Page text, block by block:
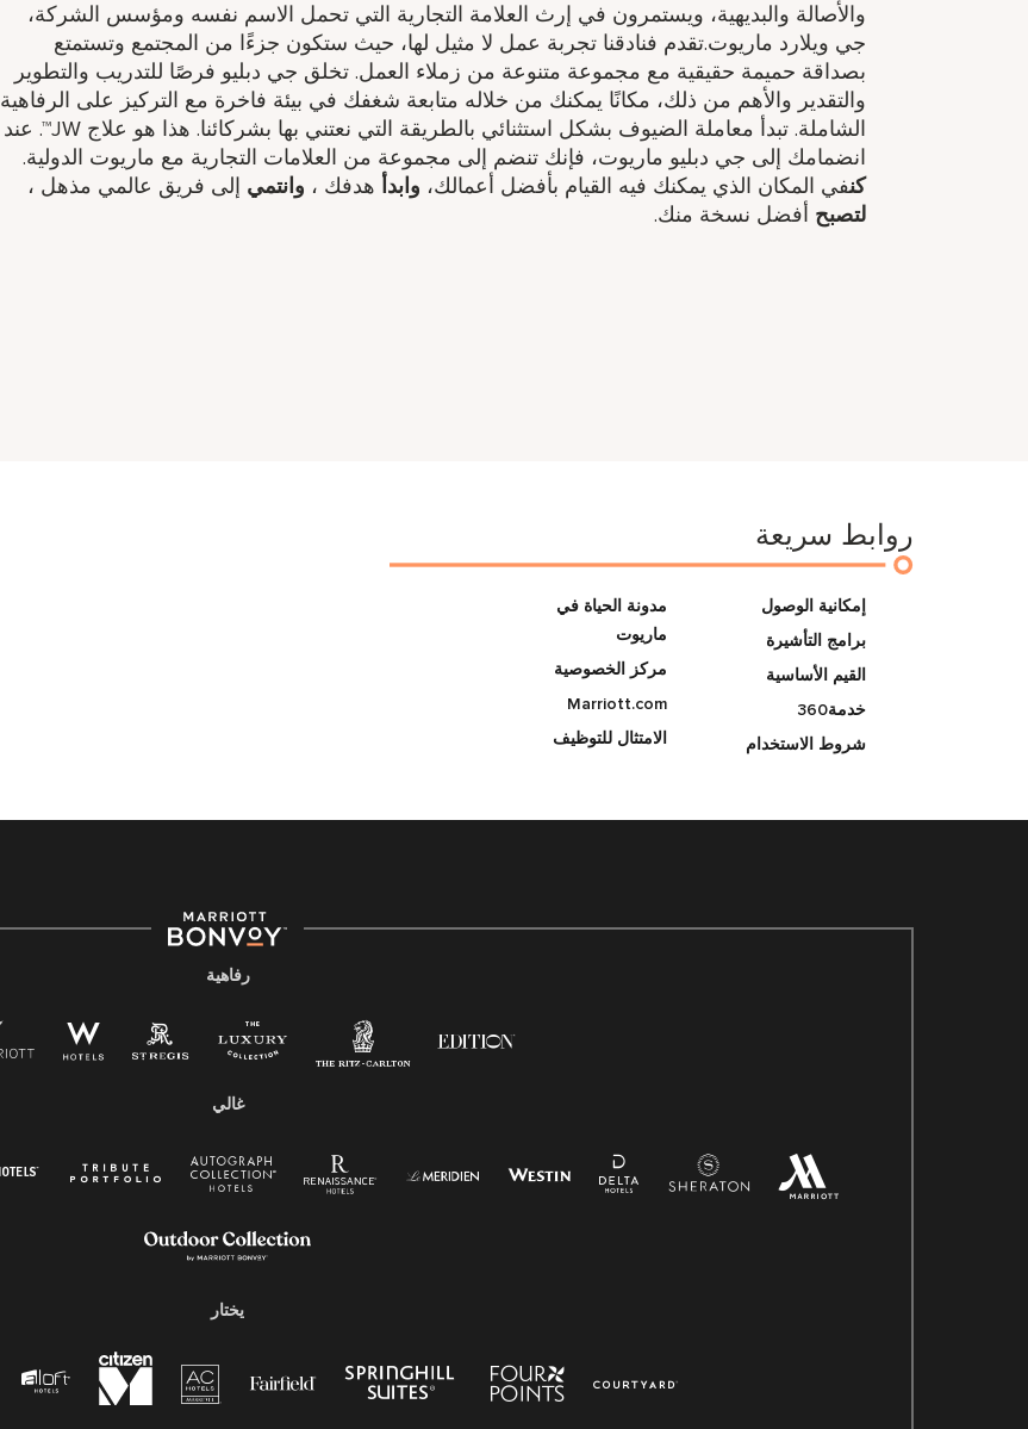
والأصالة والبديهية، ويستمرون في إرث العلامة التجارية التي تحمل الاسم نفسه ومؤسس الشركة،
جي ويلارد ماريوت.تقدم فنادقنا تجربة عمل لا مثيل لها، حيث ستكون جزءًا من المجتمع وتستمتع
بصداقة حميمة حقيقية مع مجموعة متنوعة من زملاء العمل. تخلق جي دبليو فرصًا للتدريب والتطوير
والتقدير والأهم من ذلك، مكانًا يمكنك من خلاله متابعة شغفك في بيئة فاخرة مع التركيز على الرفاهية
الشاملة. تبدأ معاملة الضيوف بشكل استثنائي بالطريقة التي نعتني بها بشركائنا. هذا هو علاج JW™. عند
انضمامك إلى جي دبليو ماريوت، فإنك تنضم إلى مجموعة من العلامات التجارية مع ماريوت الدولية.
كنفي المكان الذي يمكنك فيه القيام بأفضل أعمالك، وابدأ هدفك ​، وانتمي إلى فريق عالمي مذهل ​،
لتصبح أفضل نسخة منك.
روابط سريعة
إمكانية الوصول
برامج التأشيرة
القيم الأساسية
خدمة360
شروط الاستخدام
مدونة الحياة في
ماريوت
مركز الخصوصية
Marriott.com
الامتثال للتوظيف
رفاهية
غالي
يختار